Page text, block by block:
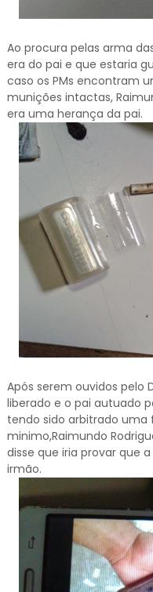
Ao procura pelas arma
era do pai e que estaria
caso os PMs encontram
munições intactas,
era uma herança da pai.
Após serem ouvidos pelo
liberado e o pai autuado
tendo sido arbitrado uma
minimo,Raimundo
disse que iria provar que
irmão.